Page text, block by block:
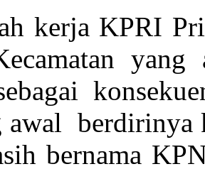
kerja KPRI
awal berdirinya
bernama